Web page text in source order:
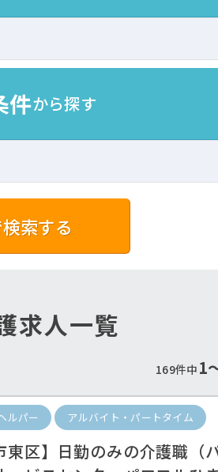
件から探す
索する
求人一覧
169件中 1
ルパー アルバイト・パートタイム
東区】日勤のみの介護職（
件求人！
積みたい方も！
処遇改善手